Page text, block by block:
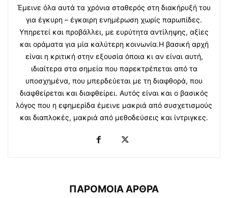
Έμεινε όλα αυτά τα χρόνια σταθερός στη διακήρυξή του
για έγκυρη – έγκαιρη ενημέρωση χωρίς παρωπίδες.
Υπηρετεί και προβάλλει, με ευρύτητα αντίληψης, αξίες
και οράματα για μία καλύτερη κοινωνία.Η βασική αρχή
είναι η κριτική στην εξουσία όποια κι αν είναι αυτή,
ιδιαίτερα στα σημεία που παρεκτρέπεται από τα
υποσχημένα, που μπερδεύεται με τη διαφθορά, που
διαφθείρεται και διαφθείρει. Αυτός είναι και ο βασικός
λόγος που η εφημερίδα έμεινε μακριά από συσχετισμούς
και διαπλοκές, μακριά από μεθοδεύσεις και ίντριγκες.
ΠΑΡΟΜΟΙΑ ΑΡΘΡΑ